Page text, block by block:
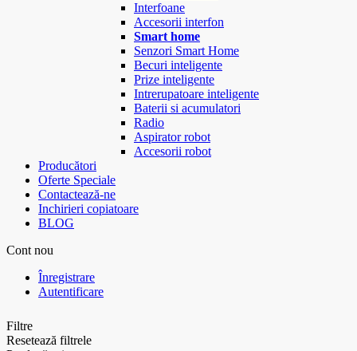
Interfoane
Accesorii interfon
Smart home
Senzori Smart Home
Becuri inteligente
Prize inteligente
Intrerupatoare inteligente
Baterii si acumulatori
Radio
Aspirator robot
Accesorii robot
Producători
Oferte Speciale
Contactează-ne
Inchirieri copiatoare
BLOG
Cont nou
Înregistrare
Autentificare
Filtre
Resetează filtrele